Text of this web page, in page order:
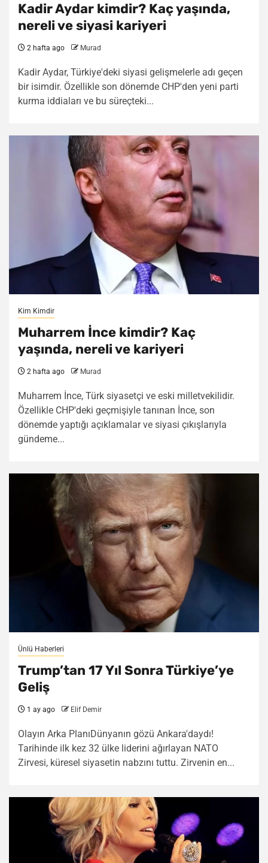
Kadir Aydar kimdir? Kaç yaşında,
nereli ve siyasi kariyeri
2 hafta ago Murad
Kadir Aydar, Türkiye'deki siyasi gelişmelerle adı geçen
bir isimdir. Özellikle son dönemde CHP'den yeni parti
kurma iddiaları ve bu süreçteki...
Kim Kimdir
Muharrem İnce kimdir? Kaç
yaşında, nereli ve kariyeri
2 hafta ago Murad
Muharrem İnce, Türk siyasetçi ve eski milletvekilidir.
Özellikle CHP'deki geçmişiyle tanınan İnce, son
dönemde yaptığı açıklamalar ve siyasi çıkışlarıyla
gündeme...
Ünlü Haberleri
Trump’tan 17 Yıl Sonra Türkiye’ye
Geliş
1 ay ago Elif Demir
Olayın Arka PlanıDünyanın gözü Ankara'daydı!
Tarihinde ilk kez 32 ülke liderini ağırlayan NATO
Zirvesi, küresel siyasetin nabzını tuttu. Zirvenin en...